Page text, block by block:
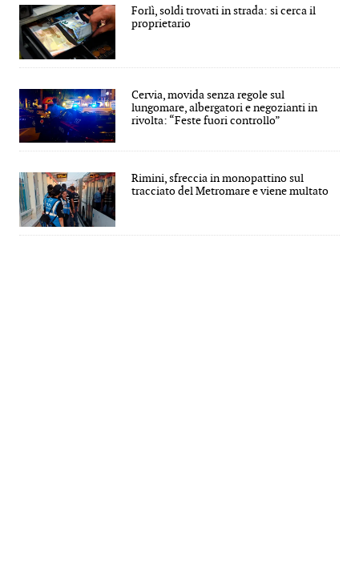
Forlì, soldi trovati in strada: si cerca il
proprietario
Cervia, movida senza regole sul
lungomare, albergatori e negozianti in
rivolta: “Feste fuori controllo”
Rimini, sfreccia in monopattino sul
tracciato del Metromare e viene multato